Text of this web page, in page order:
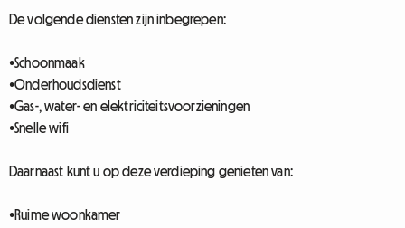
De volgende diensten zijn inbegrepen:
•Schoonmaak
•Onderhoudsdienst
•Gas-, water- en elektriciteitsvoorzieningen
•Snelle wifi
Daarnaast kunt u op deze verdieping genieten van:
•Ruime woonkamer